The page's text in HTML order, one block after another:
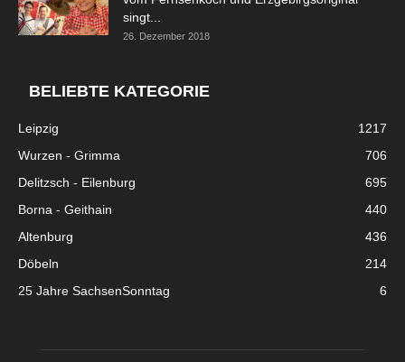
singt...
26. Dezember 2018
BELIEBTE KATEGORIE
Leipzig
1217
Wurzen - Grimma
706
Delitzsch - Eilenburg
695
Borna - Geithain
440
Altenburg
436
Döbeln
214
25 Jahre SachsenSonntag
6